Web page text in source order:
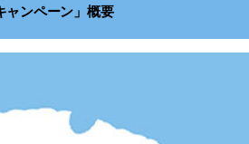
ャンペーン」概要